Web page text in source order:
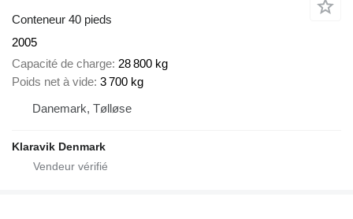
Conteneur 40 pieds
2005
Capacité de charge 28 800 kg
Poids net à vide 3 700 kg
Danemark, Tølløse
Klaravik Denmark